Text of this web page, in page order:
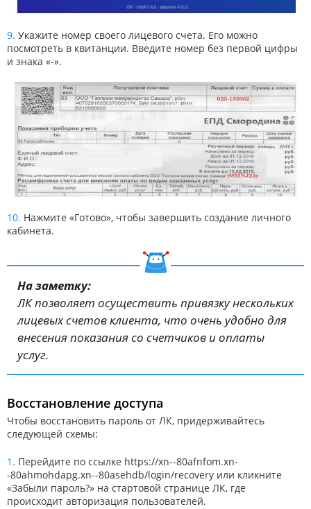
Укажите номер своего лицевого счета. Его можно
посмотреть в квитанции. Введите номер без первой цифры
и знака «-».
Нажмите «Готово», чтобы завершить создание личного
кабинета.
На заметку:
ЛК позволяет осуществить привязку нескольких
лицевых счетов клиента, что очень удобно для
внесения показания со счетчиков и оплаты
услуг.
Восстановление доступа
Чтобы восстановить пароль от ЛК, придерживайтесь
следующей схемы:
Перейдите по ссылке https://xn--80afnfom.xn-
-80ahmohdapg.xn--80asehdb/login/recovery или кликните
«Забыли пароль?» на стартовой странице ЛК, где
происходит авторизация пользователей.